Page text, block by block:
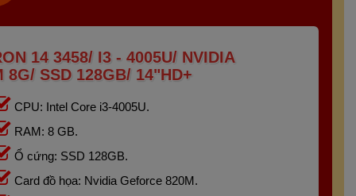
14 3458/ I3 - 4005U/ NVIDIA
8G/ SSD 128GB/ 14"HD+
CPU: Intel Core i3-4005U.
RAM: 8 GB.
Ổ cứng: SSD 128GB.
Card đồ họa: Nvidia Geforce 820M.